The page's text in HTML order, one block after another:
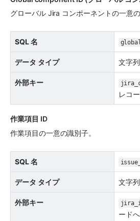
グローバル Jira コンポーネントの一意の
SQL 名
データ タイプ 文字列
外部キー
レコ
作業項目 ID
作業項目の一意の識別子。
SQL 名
データ タイプ 文字列
外部キー
ード